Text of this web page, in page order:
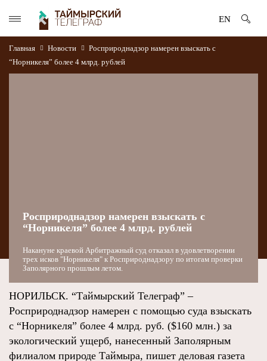
EN
Главная Новости
Росприроднадзор намерен взыскать с
“Норникеля” более 4 млрд. рублей
Росприроднадзор намерен взыскать с
“Норникеля” более 4 млрд. рублей
Накануне краевой Арбитражный суд отказал в удовлетворении
трех исков "Норникеля" к Росприроднадзору по итогам проверки
Заполярного прошлым летом.
НОРИЛЬСК. “Таймырский Телеграф” –
Росприроднадзор намерен с помощью суда взыскать
с “Норникеля” более 4 млрд. руб. ($160 млн.) за
экологический ущерб, нанесенный Заполярным
филиалом природе Таймыра, пишет деловая газета